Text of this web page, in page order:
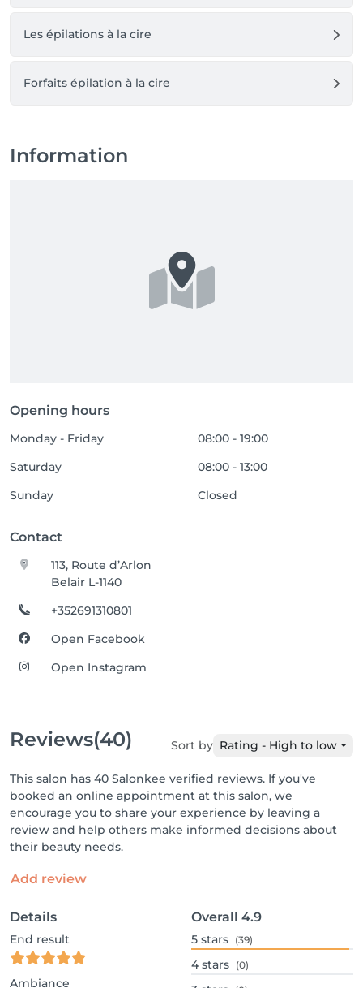
Les épilations à la cire
Forfaits épilation à la cire
Information
Opening hours
Monday - Friday
08:00 - 19:00
Saturday
08:00 - 13:00
Sunday
Closed
Contact
113, Route d’Arlon
Belair L-1140
+352691310801
Open Facebook
Open Instagram
Reviews(40) Sort by Rating - High to low
This salon has 40 Salonkee verified reviews. If you've
booked an online appointment at this salon, we
encourage you to share your experience by leaving a
review and help others make informed decisions about
their beauty needs.
Add review
Details
End result
Ambiance
Overall 4.9
5 stars (39)
4 stars (0)